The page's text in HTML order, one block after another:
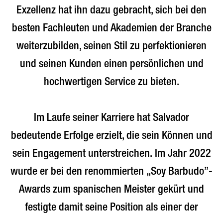
Exzellenz hat ihn dazu gebracht, sich bei den
besten Fachleuten und Akademien der Branche
weiterzubilden, seinen Stil zu perfektionieren
und seinen Kunden einen persönlichen und
hochwertigen Service zu bieten.
Im Laufe seiner Karriere hat Salvador
bedeutende Erfolge erzielt, die sein Können und
sein Engagement unterstreichen. Im Jahr 2022
wurde er bei den renommierten „Soy Barbudo”-
Awards zum spanischen Meister gekürt und
festigte damit seine Position als einer der